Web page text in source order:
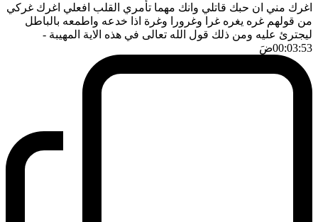
اغرك مني ان حبك قاتلي وانك مهما تأمري القلب افعلي اغرك غركي
من قولهم غره يغره غرا وغرورا وغرة اذا خدعه واطمعه بالباطل
ليجترئ عليه ومن ذلك قول الله تعالى في هذه الاية المهيبة -
00:03:53ضَ